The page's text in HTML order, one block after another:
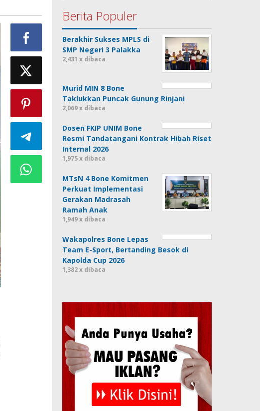
Berita Populer
Berakhir Sukses MPLS di
SMP Negeri 3 Palakka
2,431 x dibaca
Murid MIN 8 Bone
Taklukkan Puncak Gunung Rinjani
2,069 x dibaca
Dosen FKIP UNIM Bone
Resmi Tandatangani Kontrak Hibah Riset
Internal 2026
1,975 x dibaca
MTsN 4 Bone Komitmen
Perkuat Implementasi
Gerakan Madrasah
Ramah Anak
1,949 x dibaca
Wakapolres Bone Lepas
Team E-Sport, Bertanding Besok di
Kapolda Cup 2026
1,382 x dibaca